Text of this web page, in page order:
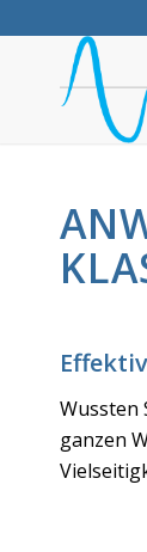
Wussten
ganzen